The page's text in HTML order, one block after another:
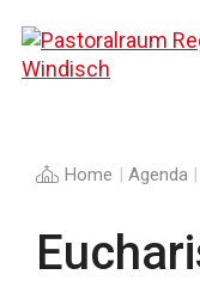
zum
Inhalt
Home | Agenda |